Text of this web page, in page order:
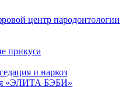
центр пародонтологии
прикуса
и наркоз
«ЭЛИТА БЭБИ»